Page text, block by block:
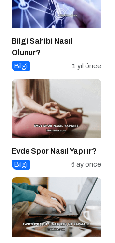
Bilgi Sahibi Nasıl
Olunur?
Bilgi 1 yıl önce
Evde Spor Nasıl Yapılır?
Bilgi 6 ay önce